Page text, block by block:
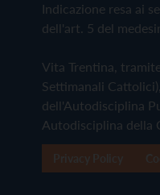
Indicazione resa ai
dell'art. 5 del
Vita Trentina,
Settimanali
dell'Autodisciplina
Autodisciplina della